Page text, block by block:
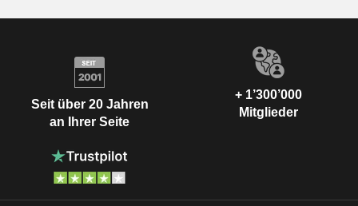
Seit über 20 Jahren
an Ihrer Seite
+ 1’300’000
Mitglieder